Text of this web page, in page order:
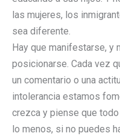
las mujeres, los
sea diferente.
Hay que manifestarse, y
posicionarse. Cada vez
un comentario o una
intolerancia estamos
crezca y piense que
lo menos, si no puedes